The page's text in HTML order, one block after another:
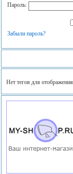
Пароль:
Забыли пароль?
Нет тегов для отображения